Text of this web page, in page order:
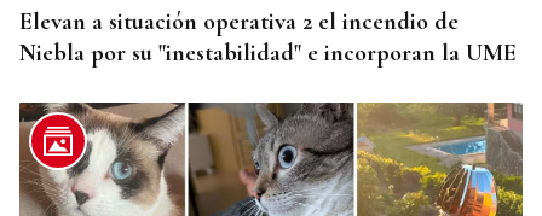
Elevan a situación operativa 2 el incendio de
Niebla por su "inestabilidad" e incorporan la UME